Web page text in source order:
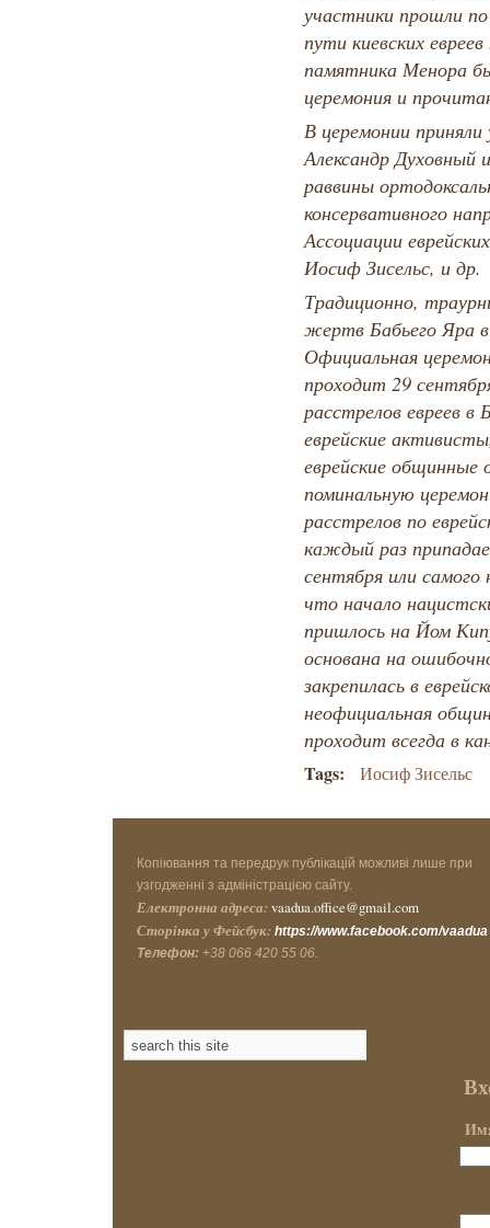
участники прошли
пути киевских
памятника Менора
церемония и
В церемонии
Александр Духовный
раввины
консервативного
Ассоциации
Иосиф Зисельс, и др.
Традиционно,
жертв Бабьего Яра
Официальная
проходит 29
расстрелов евреев
еврейские
еврейские общинные
поминальную
расстрелов по
каждый раз
сентября или
что начало
пришлось на Йом
основана на
закрепилась в
неофициальная
проходит всегда в
Tags: Иосиф Зисельс
Копіювання та передрук публікацій можливі лише при
узгодженні з адміністрацією сайту.
Електронна адреса: vaadua.office@gmail.com
Сторінка у Фейсбук: https://www.facebook.com/vaadua
Телефон: +38 066 420 55 06.